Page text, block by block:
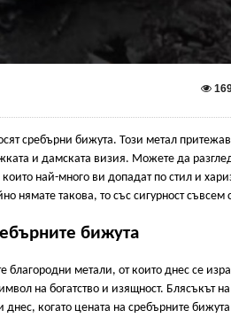
сребърни бижута. Този метал
и дамската визия. Можете да
най-много ви допадат по стил и
нямате такова, то със сигурност съвсем
бижута
благородни метали, от които днес се
на богатство и изящност. Блясъкът
когато цената на сребърните